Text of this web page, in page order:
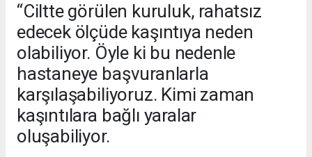
“Ciltte görülen kuruluk, rahatsız
edecek ölçüde kaşıntıya neden
olabiliyor. Öyle ki bu nedenle
hastaneye başvuranlarla
karşılaşabiliyoruz. Kimi zaman
kaşıntılara bağlı yaralar
oluşabiliyor.